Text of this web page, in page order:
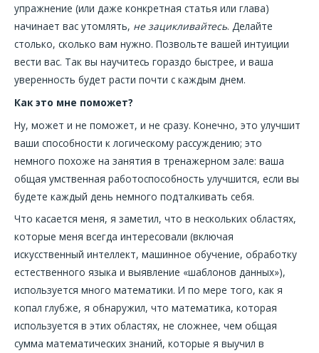
упражнение (или даже конкретная статья или глава)
начинает вас утомлять, не зацикливайтесь. Делайте
столько, сколько вам нужно. Позвольте вашей интуиции
вести вас. Так вы научитесь гораздо быстрее, и ваша
уверенность будет расти почти с каждым днем.
Как это мне поможет?
Ну, может и не поможет, и не сразу. Конечно, это улучшит
ваши способности к логическому рассуждению; это
немного похоже на занятия в тренажерном зале: ваша
общая умственная работоспособность улучшится, если вы
будете каждый день немного подталкивать себя.
Что касается меня, я заметил, что в нескольких областях,
которые меня всегда интересовали (включая
искусственный интеллект, машинное обучение, обработку
естественного языка и выявление «шаблонов данных»),
используется много математики. И по мере того, как я
копал глубже, я обнаружил, что математика, которая
используется в этих областях, не сложнее, чем общая
сумма математических знаний, которые я выучил в